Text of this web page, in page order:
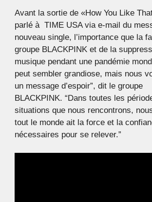
Avant la sortie de «How You Like
parlé à TIME USA via e-mail du
nouveau single, l’importance que la
groupe BLACKPINK et de la
musique pendant une pandémie
peut sembler grandiose, mais nous
un message d’espoir”, dit le groupe
BLACKPINK. “Dans toutes les
situations que nous rencontrons,
tout le monde ait la force et la
nécessaires pour se relever.”